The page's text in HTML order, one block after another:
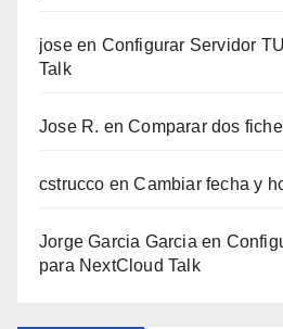
joseen Configurar Servidor
Talk
Jose R. enComparar dos
cstrucco enCambiar fecha y
Jorge Garcia Garcia en
para NextCloud Talk